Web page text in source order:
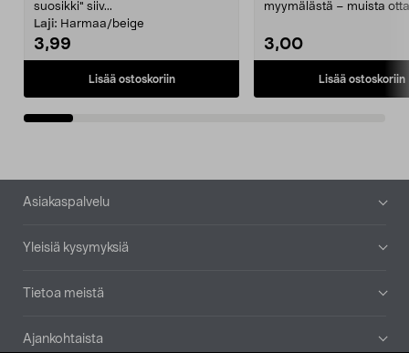
suosikki" siiv...
Laji: Harmaa/beige
3,99
Lisää ostoskoriin
myymälästä – muista
3,00
Lisää ostoskoriin
Alatunniste
Asiakaspalvelu
Yleisiä kysymyksiä
Tietoa meistä
Ajankohtaista